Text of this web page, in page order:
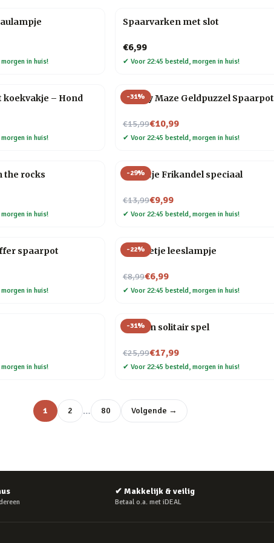
in huis!
Spaarvarken met slot
€6,99
✔ Voor 22:45 besteld, morgen in huis!
koekvakje – Hond
in huis!
-31%
Money Maze Geldpuzzel Spaarpot
€15,99
Nu voor€10,99
✔ Voor 22:45 besteld, morgen in huis!
the rocks
in huis!
-29%
Tegeltje Frikandel speciaal
€13,99
Nu voor€9,99
✔ Voor 22:45 besteld, morgen in huis!
spaarpot
in huis!
-22%
Mannetje leeslampje
€8,99
Nu voor€6,99
✔ Voor 22:45 besteld, morgen in huis!
in huis!
-31%
Houten solitair spel
€25,99
Nu voor€17,99
✔ Voor 22:45 besteld, morgen in huis!
1 2 … 80 Volgende →
✔ Makkelijk & veilig
Betaal o.a. met iDEAL